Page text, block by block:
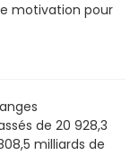
motivation pour
de 20 928,3
milliards de